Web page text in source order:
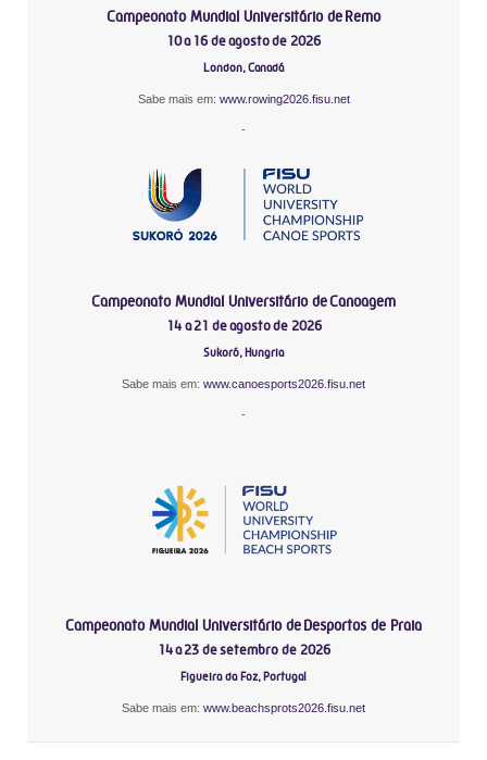
Campeonato Mundial Universitário de Remo
10 a 16 de agosto de 2026
London, Canadá
Sabe mais em: www.rowing2026.fisu.net
-
Campeonato Mundial Universitário de Canoagem
14 a 21 de agosto de 2026
Sukoró, Hungria
Sabe mais em: www.canoesports2026.fisu.net
-
Campeonato Mundial Universitário de Desportos de Praia
14 a 23 de setembro de 2026
Figueira da Foz, Portugal
Sabe mais em: www.beachsprots2026.fisu.net